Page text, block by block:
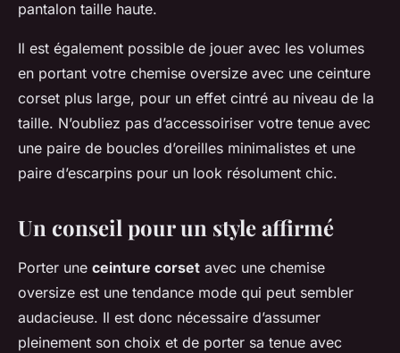
pantalon taille haute.
Il est également possible de jouer avec les volumes
en portant votre chemise oversize avec une ceinture
corset plus large, pour un effet cintré au niveau de la
taille. N’oubliez pas d’accessoiriser votre tenue avec
une paire de boucles d’oreilles minimalistes et une
paire d’escarpins pour un look résolument chic.
Un conseil pour un style affirmé
Porter une ceinture corset avec une chemise
oversize est une tendance mode qui peut sembler
audacieuse. Il est donc nécessaire d’assumer
pleinement son choix et de porter sa tenue avec